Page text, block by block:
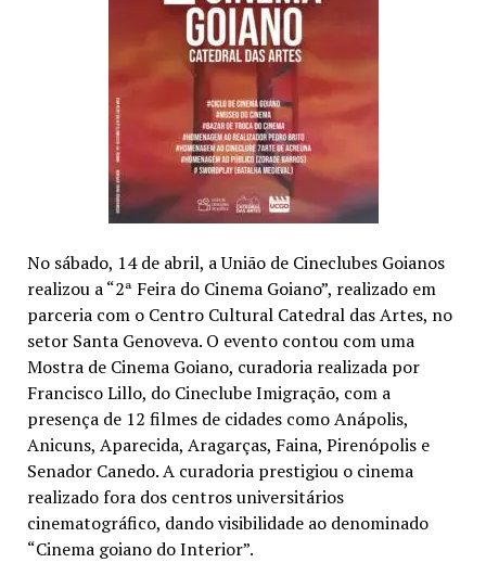
No sábado, 14 de abril, a União de Cineclubes Goianos
realizou a “2ª Feira do Cinema Goiano”, realizado em
parceria com o Centro Cultural Catedral das Artes, no
setor Santa Genoveva. O evento contou com uma
Mostra de Cinema Goiano, curadoria realizada por
Francisco Lillo, do Cineclube Imigração, com a
presença de 12 filmes de cidades como Anápolis,
Anicuns, Aparecida, Aragarças, Faina, Pirenópolis e
Senador Canedo. A curadoria prestigiou o cinema
realizado fora dos centros universitários
cinematográfico, dando visibilidade ao denominado
“Cinema goiano do Interior”.